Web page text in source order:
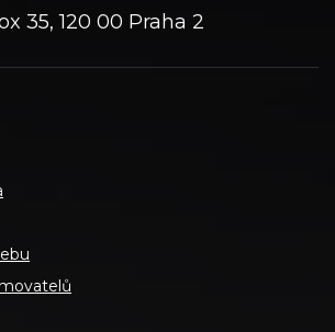
35, 120 00 Praha 2